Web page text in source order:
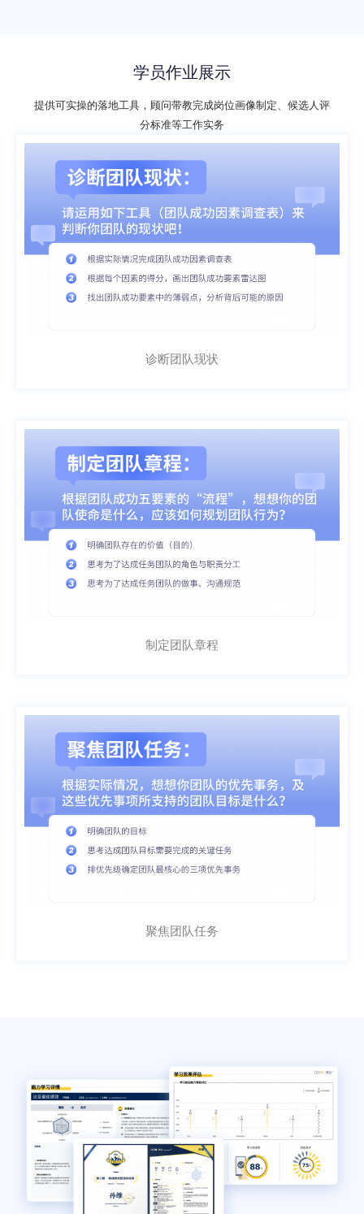
学员作业展示
提供可实操的落地工具，顾问带教完成岗位画像制定、候选人评
分标准等工作实务
诊断团队现状
制定团队章程
聚焦团队任务